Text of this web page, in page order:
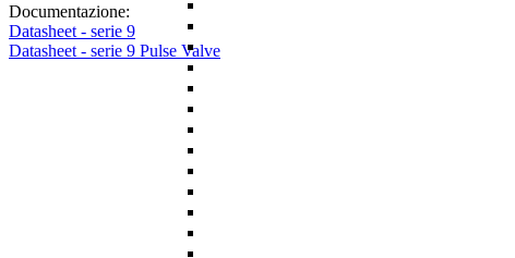
Documentazione:
Datasheet - serie 9
Datasheet - serie 9 Pulse Valve